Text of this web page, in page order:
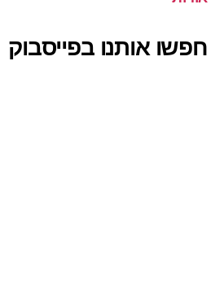
חפשו אותנו בפייסבוק